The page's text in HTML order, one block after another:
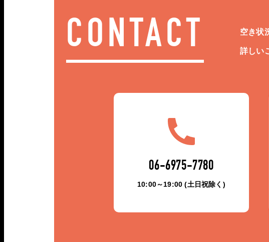
CONTACT 空き状
詳しい
06-6975-7780
10:00～19:00 (土日祝除く)